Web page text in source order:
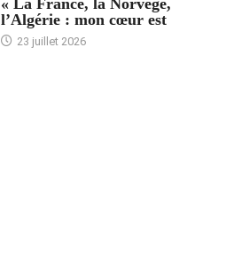
« La France, la Norvège,
l’Algérie : mon cœur est
23 juillet 2026